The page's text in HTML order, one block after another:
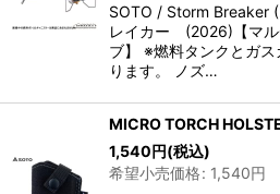
SOTO / Storm Breaker
レイカー (2026)【マル
ブ】 ※燃料タンクとガ
ります。 ノズ…
MICRO TORCH
1,540円(税込)
希望小売価格: 1,540円